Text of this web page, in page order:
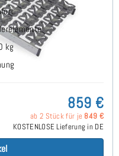
kg
859 €
ab 2 Stück für je 849 €
KOSTENLOSE Lieferung in DE